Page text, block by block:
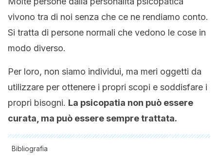
vivono tra di noi senza che ce ne rendiamo conto.
Si tratta di persone normali che vedono le cose in
modo diverso.
Per loro, non siamo individui, ma meri oggetti da
utilizzare per ottenere i propri scopi e soddisfare i
propri bisogni. La psicopatia non può essere
curata, ma può essere sempre trattata.
Bibliografia